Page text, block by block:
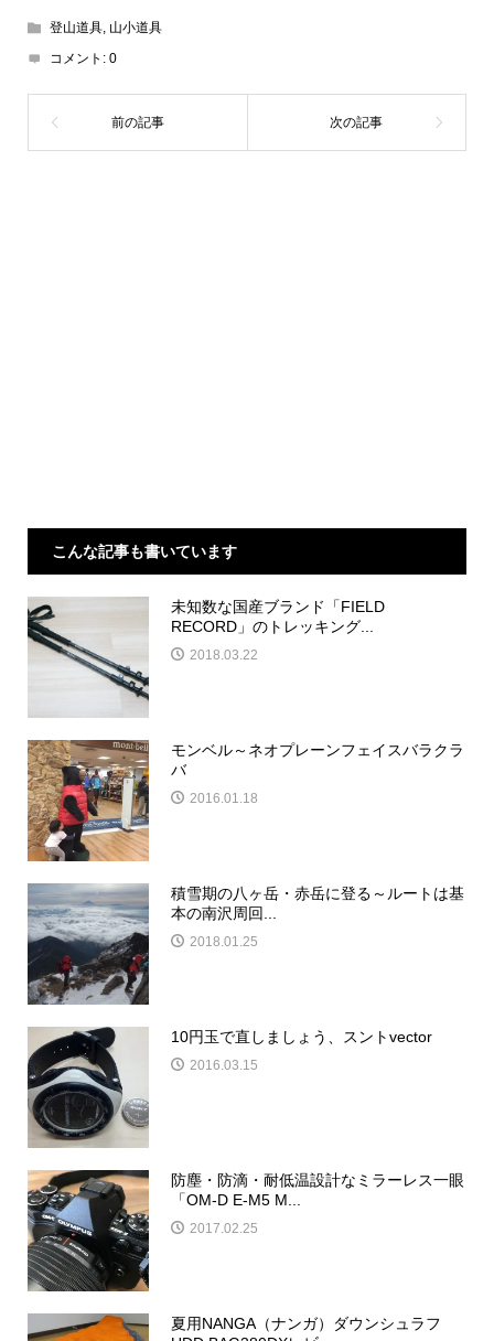
登山道具, 山小道具
コメント: 0
こんな記事も書いています
未知数な国産ブランド「FIELD
RECORD」のトレッキング...
2018.03.22
モンベル～ネオプレーンフェイスバラクラ
バ
2016.01.18
積雪期の八ヶ岳・赤岳に登る～ルートは基
本の南沢周回...
2018.01.25
10円玉で直しましょう、スントvector
2016.03.15
防塵・防滴・耐低温設計なミラーレス一眼
「OM-D E-M5 M...
2017.02.25
夏用NANGA（ナンガ）ダウンシュラフ